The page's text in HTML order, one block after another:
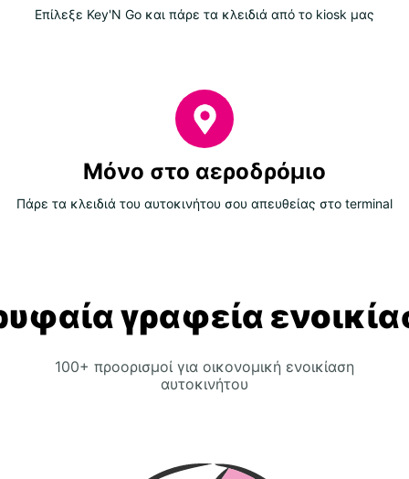
Επίλεξε Key'N Go και πάρε τα κλειδιά από το kiosk μας
Μόνο στο αεροδρόμιο
Πάρε τα κλειδιά του αυτοκινήτου σου απευθείας στο terminal
γραφεία
100+ προορισμοί για οικονομική ενοικίαση
αυτοκινήτου